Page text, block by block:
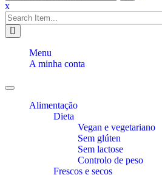
x
Menu
A minha conta
Toggle
navigationAlimentação
Dieta
Vegan e vegetariano
Sem glúten
Sem lactose
Controlo de peso
Frescos e secos